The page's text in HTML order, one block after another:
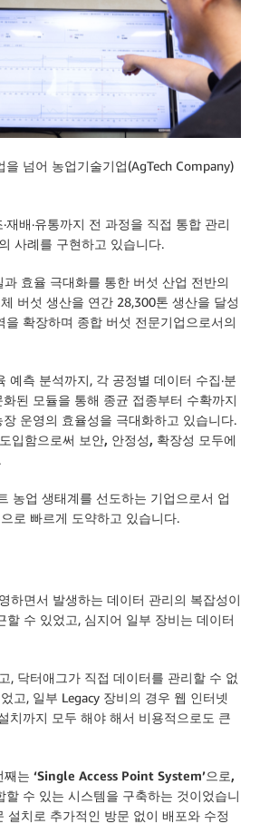
넘어 농업기술기업(AgTech Company)
배·유통까지 전 과정을 직접 통합 관리
사례를 구현하고 있습니다.
과 효율 극대화를 통한 버섯 산업 전반의
버섯 생산을 연간 28,300톤 생산을 달성
확장하며 종합 버섯 전문기업으로서의
측 분석까지, 각 공정별 데이터 수집·분
된 모듈을 통해 종균 접종부터 수확까지
운영의 효율성을 극대화하고 있습니다.
입함으로써 보안, 안정성, 확장성 모두에
농업 생태계를 선도하는 기업 으로서 업
로 빠르게 도약하고 있습니다.
하면서 발생하는 데이터 관리의 복잡성이
수 있었고, 심지어 일부 장비는 데이터
, 닥터애그가 직접 데이터를 관리할 수 없
고, 일부 Legacy 장비의 경우 웹 인터넷
치까지 모두 해야 해서 비용적으로도 큰
째는 ‘Single Access Point System’으로,
할 수 있는 시스템을 구축하는 것이었습니
치로 추가적인 방문 없이 배포와 수정